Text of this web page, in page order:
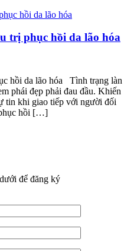
trị phục hồi da lão hóa
hồi da lão hóa Tình trạng làn
phái đẹp phải đau đầu. Khiến
tin khi giao tiếp với người đối
hồi […]
để đăng ký